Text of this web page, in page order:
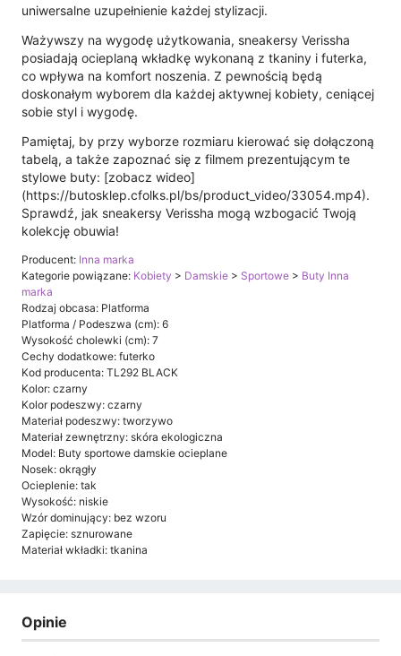
uniwersalne uzupełnienie każdej stylizacji.
Ważywszy na wygodę użytkowania, sneakersy Verissha
posiadają ocieplaną wkładkę wykonaną z tkaniny i futerka,
co wpływa na komfort noszenia. Z pewnością będą
doskonałym wyborem dla każdej aktywnej kobiety, ceniącej
sobie styl i wygodę.
Pamiętaj, by przy wyborze rozmiaru kierować się dołączoną
tabelą, a także zapoznać się z filmem prezentującym te
stylowe buty: [zobacz wideo]
(https://butosklep.cfolks.pl/bs/product_video/33054.mp4).
Sprawdź, jak sneakersy Verissha mogą wzbogacić Twoją
kolekcję obuwia!
Producent: Inna marka
Kategorie powiązane: Kobiety > Damskie > Sportowe > Buty Inna
marka
Rodzaj obcasa: Platforma
Platforma / Podeszwa (cm): 6
Wysokość cholewki (cm): 7
Cechy dodatkowe: futerko
Kod producenta: TL292 BLACK
Kolor: czarny
Kolor podeszwy: czarny
Materiał podeszwy: tworzywo
Materiał zewnętrzny: skóra ekologiczna
Model: Buty sportowe damskie ocieplane
Nosek: okrągły
Ocieplenie: tak
Wysokość: niskie
Wzór dominujący: bez wzoru
Zapięcie: sznurowane
Materiał wkładki: tkanina
Opinie